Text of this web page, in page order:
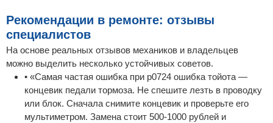
Рекомендации в ремонте: отзывы
специалистов
На основе реальных отзывов механиков и владельцев
можно выделить несколько устойчивых советов.
• «Самая частая ошибка при p0724 ошибка тойота —
концевик педали тормоза. Не спешите лезть в проводку
или блок. Сначала снимите концевик и проверьте его
мультиметром. Замена стоит 500-1000 рублей и